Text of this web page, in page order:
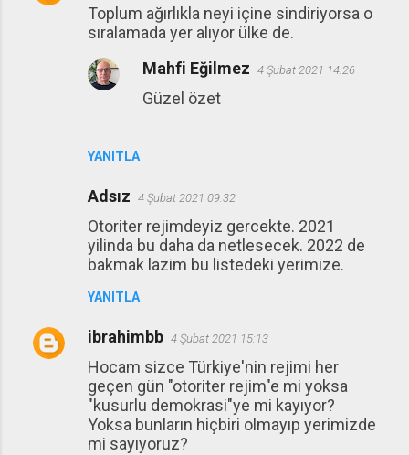
Toplum ağırlıkla neyi içine sindiriyorsa o
sıralamada yer alıyor ülke de.
YANITLA
Mahfi Eğilmez 4 Şubat 2021 14:26
Güzel özet
Adsız 4 Şubat 2021 09:32
Otoriter rejimdeyiz gercekte. 2021
yilinda bu daha da netlesecek. 2022 de
bakmak lazim bu listedeki yerimize.
YANITLA
ibrahimbb 4 Şubat 2021 15:13
Hocam sizce Türkiye'nin rejimi her
geçen gün "otoriter rejim"e mi yoksa
"kusurlu demokrasi"ye mi kayıyor?
Yoksa bunların hiçbiri olmayıp yerimizde
mi sayıyoruz?